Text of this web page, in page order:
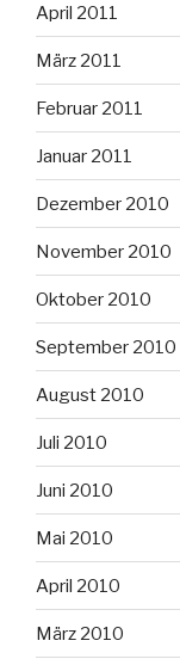
April 2011
März 2011
Februar 2011
Januar 2011
Dezember 2010
November 2010
Oktober 2010
September 2010
August 2010
Juli 2010
Juni 2010
Mai 2010
April 2010
März 2010